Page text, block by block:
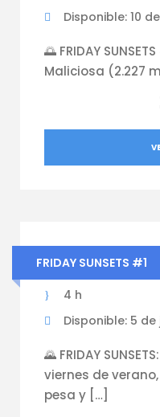
Disponible: 10
🌅 FRIDAY
Maliciosa (2.227
FRIDAY SUNSETS #1
Friday Sunsets
4 h
Disponible: 5 de
🌄 FRIDAY
viernes de
pesa y […]